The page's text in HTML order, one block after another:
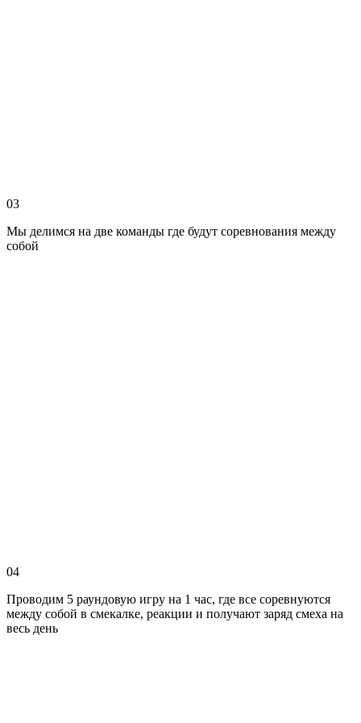
03
Мы делимся на две команды где будут соревнования между
собой
04
Проводим 5 раундовую игру на 1 час, где все соревнуются
между собой в смекалке, реакции и получают заряд смеха на
весь день